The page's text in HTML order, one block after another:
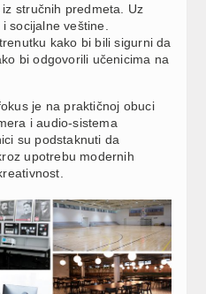
stručnih predmeta. Uz
socijalne veštine.
kako bi bili sigurni da
bi odgovorili učenicima na
je na praktičnoj obuci
i audio-sistema
su podstaknuti da
upotrebu modernih